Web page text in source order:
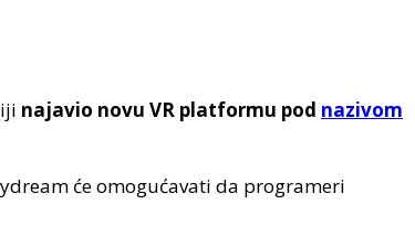
najavio novu VR platformu pod nazivom
će omogućavati da programeri